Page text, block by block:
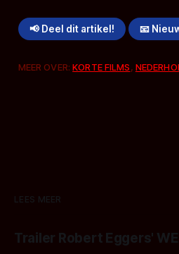
📢 Deel dit artikel! 📧
MEER OVER:KORTE FILMS,
LEES MEER
Trailer Robert Eggers'